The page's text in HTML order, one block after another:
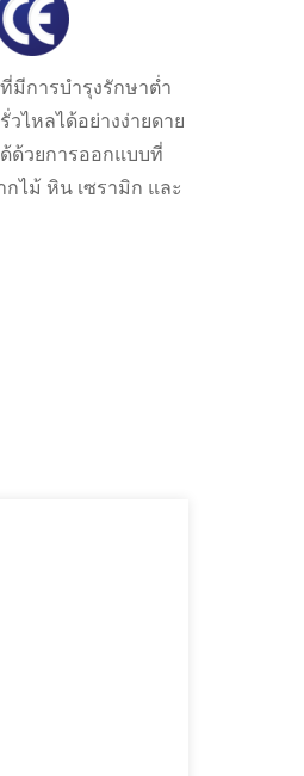
มีการบำรุงรักษาต่ำ
ไหลได้อย่างง่ายดาย
ด้วยการออกแบบที่
ไม้ หิน เซรามิก และ